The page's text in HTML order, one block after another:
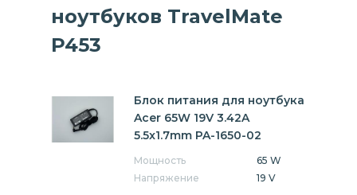
ноутбуков TravelMate
P453
Блок питания для ноутбука
Acer 65W 19V 3.42A
5.5x1.7mm PA-1650-02
Мощность
65 W
Напряжение
19 V